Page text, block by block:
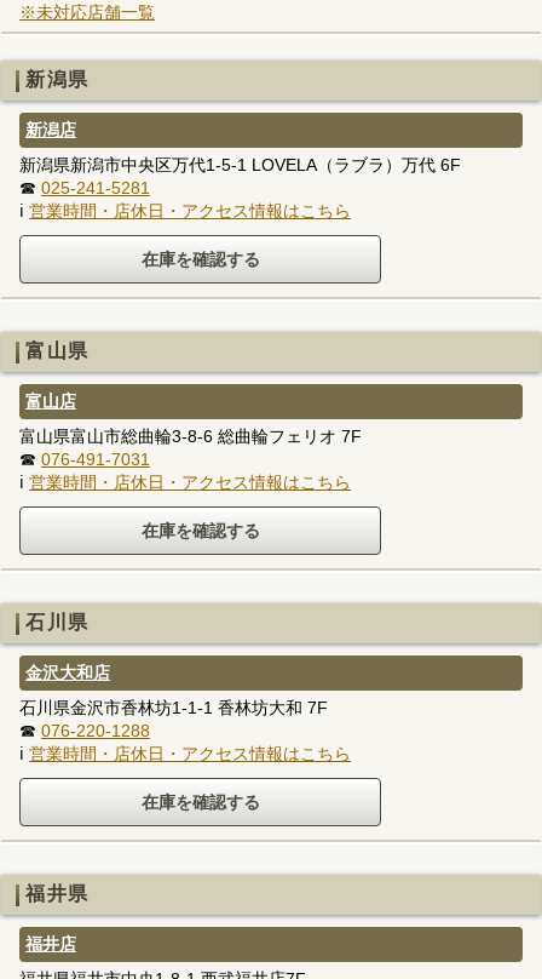
※未対応店舗一覧
新潟県
新潟店
新潟県新潟市中央区万代1-5-1 LOVELA（ラブラ）万代 6F
☎ 025-241-5281
ℹ 営業時間・店休日・アクセス情報はこちら
富山県
富山店
富山県富山市総曲輪3-8-6 総曲輪フェリオ 7F
☎ 076-491-7031
ℹ 営業時間・店休日・アクセス情報はこちら
石川県
金沢大和店
石川県金沢市香林坊1-1-1 香林坊大和 7F
☎ 076-220-1288
ℹ 営業時間・店休日・アクセス情報はこちら
福井県
福井店